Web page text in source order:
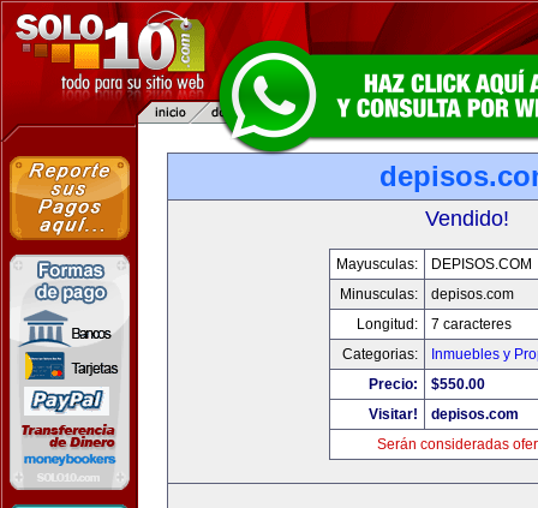
Vendido!
Mayusculas:
DEPISOS.COM
Minusculas:
depisos.com
Longitud:
7 caracteres
Categorias:
Inmuebles y
Precio:
$550.00
Visitar!
depisos.com
Serán consideradas